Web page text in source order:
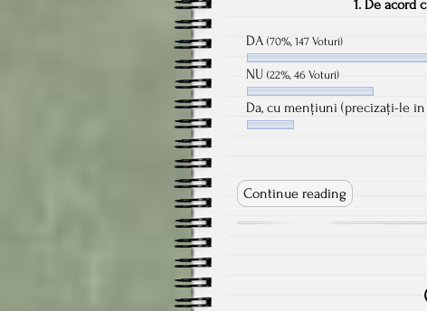
1. De acord
DA (70%, 147 Voturi)
NU (22%, 46 Voturi)
Da, cu mențiuni (precizați-le
Continue reading